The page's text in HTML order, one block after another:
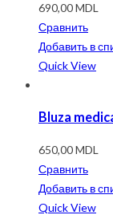
690,00MDL
Сравнить
Добавить в
Quick View
Bluza
650,00MDL
Сравнить
Добавить в
Quick View